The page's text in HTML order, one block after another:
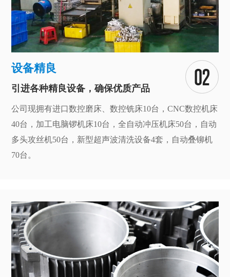
设备精良
引进各种精良设备，确保优质产品
公司现拥有进口数控磨床、数控铣床10台，CNC数控机床
40台，加工电脑锣机床10台，全自动冲压机床50台，自动
多头攻丝机50台，新型超声波清洗设备4套，自动叠铆机
70台。